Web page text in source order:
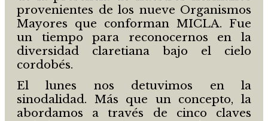
provenientes de los nueve Organismos
Mayores que conforman MICLA. Fue
un tiempo para reconocernos en la
diversidad claretiana bajo el cielo
cordobés.
El lunes nos detuvimos en la
sinodalidad. Más que un concepto, la
abordamos a través de cinco claves